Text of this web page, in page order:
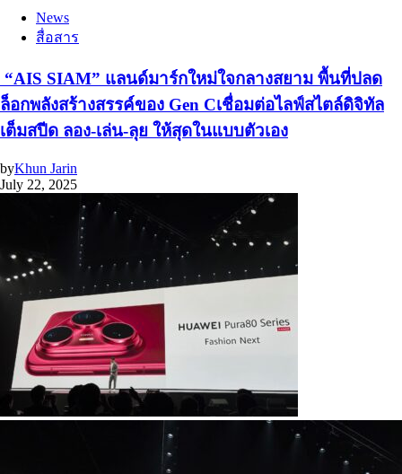
News
สื่อสาร
“AIS SIAM” แลนด์มาร์กใหม่ใจกลางสยาม พื้นที่ปลด
ล็อกพลังสร้างสรรค์ของ Gen Cเชื่อมต่อไลฟ์สไตล์ดิจิทัล
เต็มสปีด ลอง-เล่น-ลุย ให้สุดในแบบตัวเอง
byKhun Jarin
July 22, 2025